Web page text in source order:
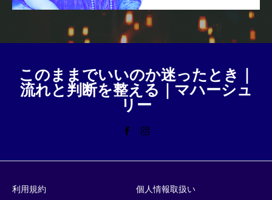
このままでいいのか迷ったとき｜
流れと判断を整える｜マハーシュ
リー
利用規約 個人情報取扱い